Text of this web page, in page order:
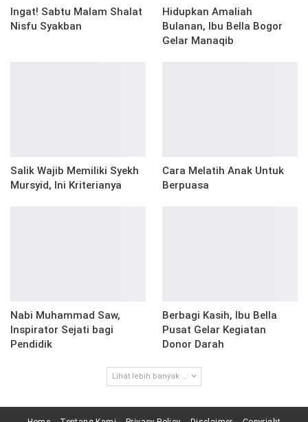
Ingat! Sabtu Malam Shalat
Nisfu Syakban
Hidupkan Amaliah
Bulanan, Ibu Bella Bogor
Gelar Manaqib
Salik Wajib Memiliki Syekh
Mursyid, Ini Kriterianya
Cara Melatih Anak Untuk
Berpuasa
Nabi Muhammad Saw,
Inspirator Sejati bagi
Pendidik
Berbagi Kasih, Ibu Bella
Pusat Gelar Kegiatan
Donor Darah
Lihat lebih banyak ...